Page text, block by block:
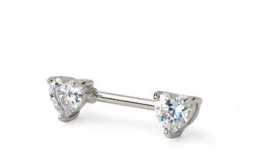
Industrial